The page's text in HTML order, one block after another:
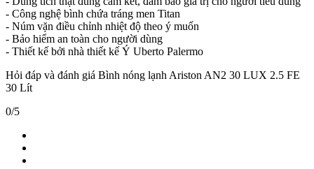
- Công nghệ bình chứa tráng men Titan
- Núm vặn điều chỉnh nhiệt độ theo ý muốn
- Bảo hiểm an toàn cho người dùng
- Thiết kế bởi nhà thiết kế Ý Uberto Palermo
Hỏi đáp và đánh giá Bình nóng lạnh Ariston AN2 30 LUX 2.5 FE
30 Lít
0/5